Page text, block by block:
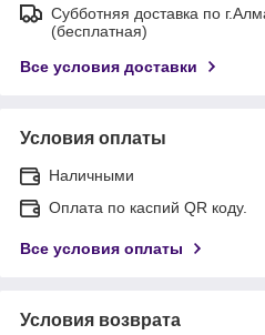
Субботняя доставка по
(бесплатная)
Все условия доставки
Условия оплаты
Наличными
Оплата по каспий QR коду.
Все условия оплаты
Условия возврата